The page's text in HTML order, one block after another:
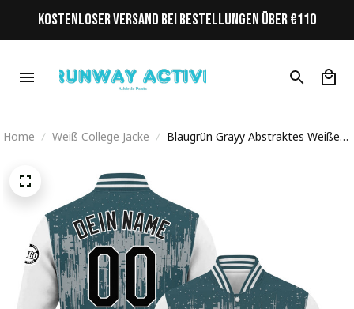
KOSTENLOSER VERSAND BEI BESTELLUNGEN ÜBER €110
Home Weiß College Jacke
Blaugrün Grayy Abstraktes Weißer